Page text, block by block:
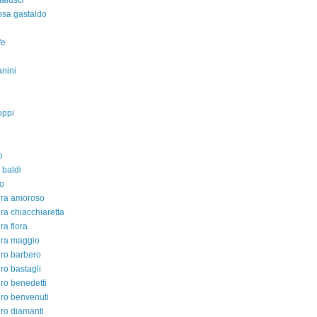
gastaldo
baldi
amoroso
chiacchiaretta
flora
maggio
barbero
bastagli
benedetti
benvenuti
diamanti